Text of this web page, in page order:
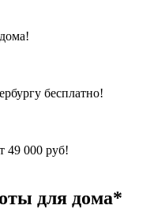
бесплатно!
49 000 руб!
для дома*